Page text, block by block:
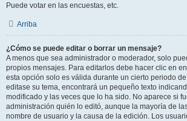
Puede votar en las encuestas, etc.
Arriba
¿Cómo se puede editar o borrar un mensaje?
A menos que sea administrador o moderador, solo
propios mensajes. Para editarlos debe hacer clic en
esta opción solo es válida durante un cierto periodo
editase su tema, encontrará un pequeño texto
modificado y las veces que lo ha sido. No aparece si
administración quién lo editó, aunque la mayoría de
nombre de usuario y la causa de la edición. Los